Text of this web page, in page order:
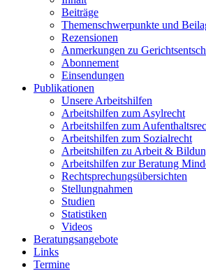
Beiträge
Themenschwerpunkte und
Rezensionen
Anmerkungen zu
Abonnement
Einsendungen
Publikationen
Unsere Arbeitshilfen
Arbeitshilfen zum Asylrecht
Arbeitshilfen zum
Arbeitshilfen zum Sozialrecht
Arbeitshilfen zu Arbeit &
Arbeitshilfen zur Beratung
Rechtsprechungsübersichten
Stellungnahmen
Studien
Statistiken
Videos
Beratungsangebote
Links
Termine